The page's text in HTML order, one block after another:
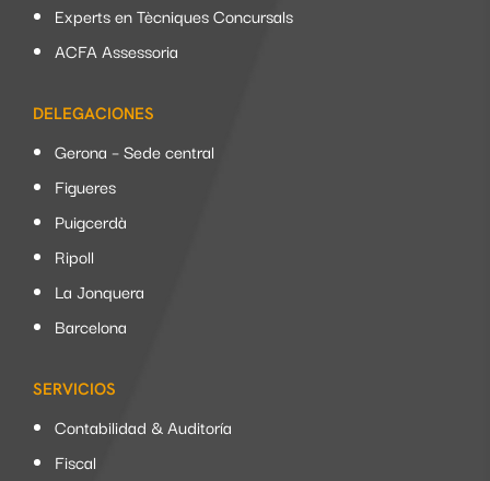
Experts en Tècniques Concursals
ACFA Assessoria
DELEGACIONES
Gerona – Sede central
Figueres
Puigcerdà
Ripoll
La Jonquera
Barcelona
SERVICIOS
Contabilidad & Auditoría
Fiscal